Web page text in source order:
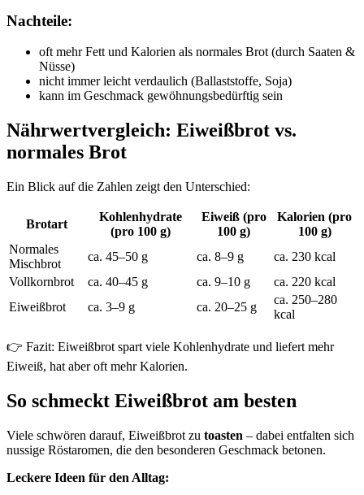
Nachteile:
oft mehr Fett und Kalorien als normales Brot (durch Saaten &
Nüsse)
nicht immer leicht verdaulich (Ballaststoffe, Soja)
kann im Geschmack gewöhnungsbedürftig sein
Nährwertvergleich: Eiweißbrot vs.
normales Brot
Ein Blick auf die Zahlen zeigt den Unterschied:
Brotart
Kohlenhydrate
(pro 100 g)
Eiweiß (pro
100 g)
Kalorien (pro
100 g)
Normales
Mischbrot
ca. 45–50 g ca. 8–9 g
ca. 230 kcal
Vollkornbrot
ca. 40–45 g ca. 9–10 g
ca. 220 kcal
Eiweißbrot
ca. 3–9 g ca. 20–25 g
ca. 250–280
kcal
👉 Fazit: Eiweißbrot spart viele Kohlenhydrate und liefert mehr
Eiweiß, hat aber oft mehr Kalorien.
So schmeckt Eiweißbrot am besten
Viele schwören darauf, Eiweißbrot zu toasten – dabei entfalten sich
nussige Röstaromen, die den besonderen Geschmack betonen.
Leckere Ideen für den Alltag: